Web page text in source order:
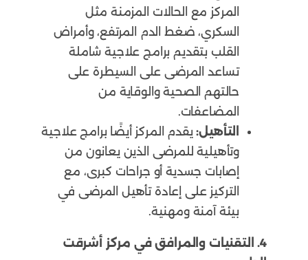
المركز مع الحالات المزمنة مثل
السكري، ضغط الدم المرتفع، وأمراض
القلب بتقديم برامج علاجية شاملة
تساعد المرضى على السيطرة على
حالتهم الصحية والوقاية من
المضاعفات.
التأهيل:يقدم المركز أيضًا برامج علاجية
وتأهيلية للمرضى الذين يعانون من
إصابات جسدية أو جراحات كبرى، مع
التركيز على إعادة تأهيل المرضى في
بيئة آمنة ومهنية.
4. التقنيات والمرافق في مركز أشرقت